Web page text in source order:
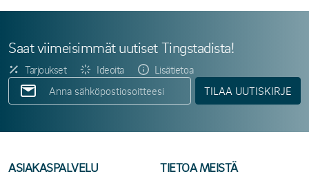
Saat viimeisimmät uutiset Tingstadista!
Tarjoukset Ideoita
Lisätietoa
TILAA UUTISKIRJE
ASIAKASPALVELU
TIETOA MEISTÄ